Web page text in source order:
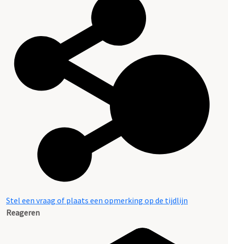
Stel een vraag of plaats een opmerking op de tijdlijn
Reageren